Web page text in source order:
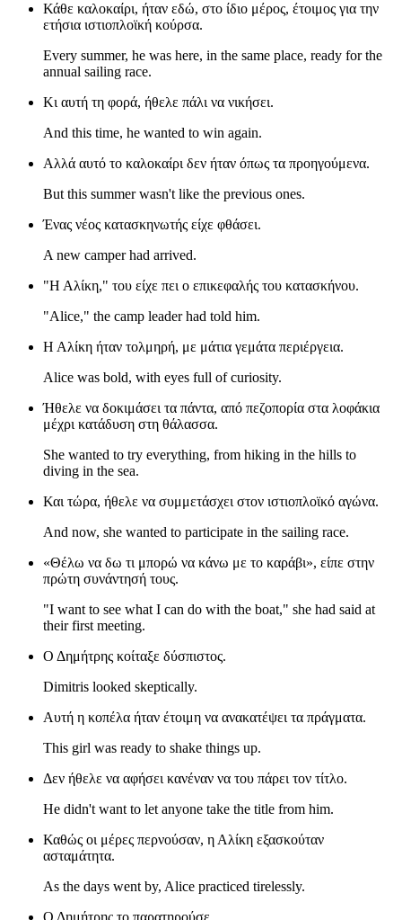
Κάθε καλοκαίρι, ήταν εδώ, στο ίδιο μέρος, έτοιμος για την
ετήσια ιστιοπλοϊκή κούρσα.
Every summer, he was here, in the same place, ready for the
annual sailing race.
Κι αυτή τη φορά, ήθελε πάλι να νικήσει.
And this time, he wanted to win again.
Αλλά αυτό το καλοκαίρι δεν ήταν όπως τα προηγούμενα.
But this summer wasn't like the previous ones.
Ένας νέος κατασκηνωτής είχε φθάσει.
A new camper had arrived.
"Η Αλίκη," του είχε πει ο επικεφαλής του κατασκήνου.
"Alice," the camp leader had told him.
Η Αλίκη ήταν τολμηρή, με μάτια γεμάτα περιέργεια.
Alice was bold, with eyes full of curiosity.
Ήθελε να δοκιμάσει τα πάντα, από πεζοπορία στα λοφάκια
μέχρι κατάδυση στη θάλασσα.
She wanted to try everything, from hiking in the hills to
diving in the sea.
Και τώρα, ήθελε να συμμετάσχει στον ιστιοπλοϊκό αγώνα.
And now, she wanted to participate in the sailing race.
«Θέλω να δω τι μπορώ να κάνω με το καράβι», είπε στην
πρώτη συνάντησή τους.
"I want to see what I can do with the boat," she had said at
their first meeting.
Ο Δημήτρης κοίταξε δύσπιστος.
Dimitris looked skeptically.
Αυτή η κοπέλα ήταν έτοιμη να ανακατέψει τα πράγματα.
This girl was ready to shake things up.
Δεν ήθελε να αφήσει κανέναν να του πάρει τον τίτλο.
He didn't want to let anyone take the title from him.
Καθώς οι μέρες περνούσαν, η Αλίκη εξασκούταν
ασταμάτητα.
As the days went by, Alice practiced tirelessly.